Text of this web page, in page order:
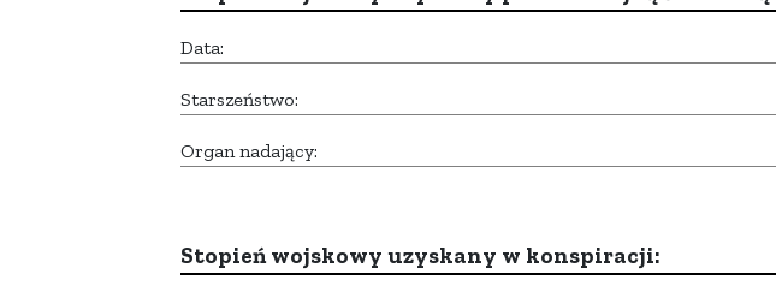
Data:
Starszeństwo:
Organ nadający:
Stopień wojskowy uzyskany w konspiracji: